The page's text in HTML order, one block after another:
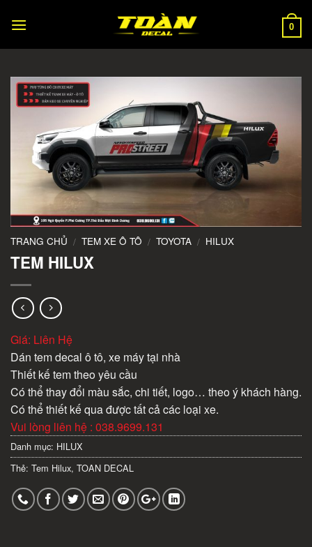
0
TRANG CHỦ / TEM XE Ô TÔ / TOYOTA / HILUX
TEM HILUX
Giá: Liên Hệ
Dán tem decal ô tô, xe máy tại nhà
Thiết kế tem theo yêu cầu
Có thể thay đổi màu sắc, chi tiết, logo… theo ý khách hàng.
Có thể thiết kế qua được tất cả các loại xe.
Vui lòng liên hệ : 038.9699.131
Danh mục: HILUX
Thẻ: Tem Hilux, TOAN DECAL